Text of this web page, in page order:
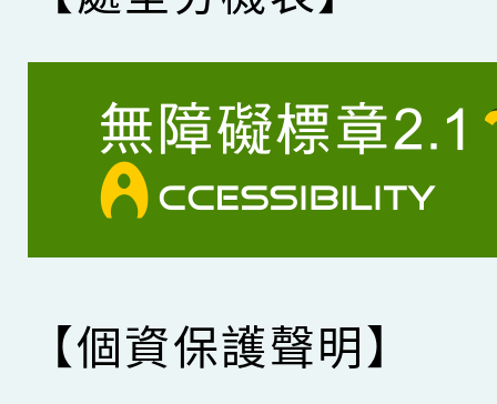
【個資保護聲明】